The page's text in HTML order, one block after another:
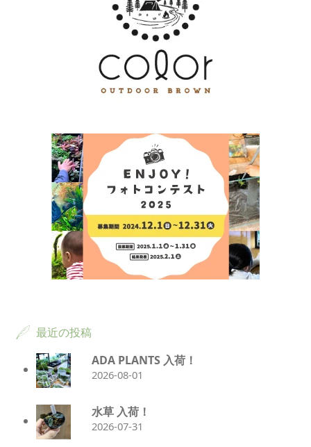
最近の投稿
ADA PLANTS 入荷！
2026-08-01
水草 入荷！
2026-07-31